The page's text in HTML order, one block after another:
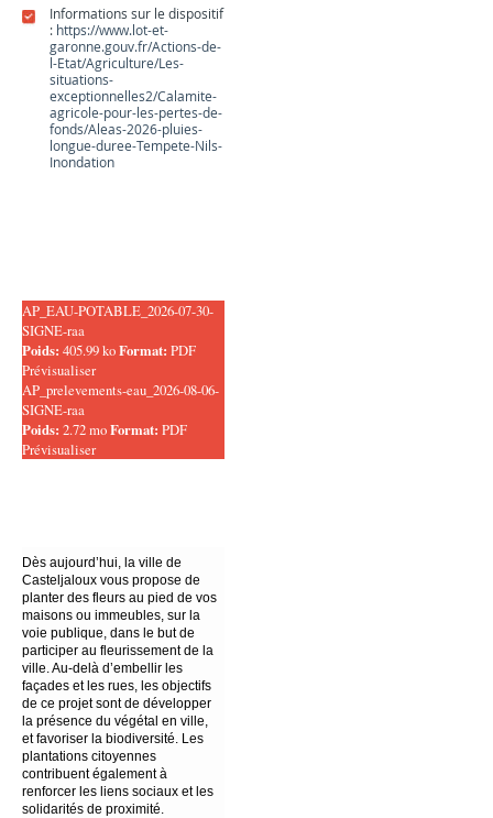
Informations sur le dispositif
: https://www.lot-et-
garonne.gouv.fr/Actions-de-
l-Etat/Agriculture/Les-
situations-
exceptionnelles2/Calamite-
agricole-pour-les-pertes-de-
fonds/Aleas-2026-pluies-
longue-duree-Tempete-Nils-
Inondation
AP_EAU-POTABLE_2026-07-30-
SIGNE-raa
Poids: 405.99 koFormat: PDF
Prévisualiser
AP_prelevements-eau_2026-08-06-
SIGNE-raa
Poids: 2.72 moFormat: PDF
Prévisualiser
Dès aujourd’hui, la ville de
Casteljaloux vous propose de
planter des fleurs au pied de vos
maisons ou immeubles, sur la
voie publique, dans le but de
participer au fleurissement de la
ville. Au-delà d’embellir les
façades et les rues, les objectifs
de ce projet sont de développer
la présence du végétal en ville,
et favoriser la biodiversité. Les
plantations citoyennes
contribuent également à
renforcer les liens sociaux et les
solidarités de proximité.